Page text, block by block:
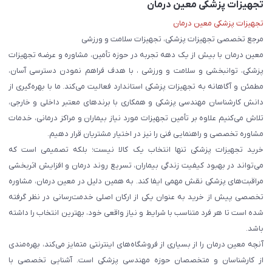
تجهیزات پزشکی معین درمان
تجهیزات پزشکی معین درمان
مرجع تخصصی تجهیزات پزشکی، تجهیزات سلامت و ورزشی
معین درمان با بیش از یک دهه تجربه در حوزه تأمین، مشاوره و عرضه تجهیزات
پزشکی، توانبخشی و سلامت و ورزشی ، با هدف فراهم نمودن دسترسی آسان،
مطمئن و آگاهانه به تجهیزات پزشکی استاندارد فعالیت می‌کند. ما با بهره‌گیری از
دانش کارشناسان مهندسی پزشکی و همکاری با برندهای معتبر داخلی و خارجی،
تلاش می‌کنیم علاوه بر تأمین تجهیزات مورد نیاز بیماران و مراکز درمانی، خدمات
مشاوره تخصصی و راهنمایی فنی را نیز در اختیار مشتریان قرار دهیم.
خرید تجهیزات پزشکی تنها انتخاب یک کالا نیست؛ بلکه تصمیمی است که
می‌تواند در بهبود کیفیت زندگی بیماران، تسریع روند درمان و افزایش اثربخشی
مراقبت‌های پزشکی نقش مهمی ایفا کند. به همین دلیل در معین درمان، مشاوره
تخصصی پیش از خرید به عنوان یکی از ارکان اصلی خدمت‌رسانی در نظر گرفته
شده است تا هر فرد متناسب با شرایط و نیاز واقعی خود، بهترین انتخاب را داشته
باشد.
آنچه معین درمان را از بسیاری از فروشگاه‌های اینترنتی متمایز می‌کند، بهره‌مندی
از کارشناسان و متخصصان حوزه مهندسی پزشکی است. آشنایی تخصصی با